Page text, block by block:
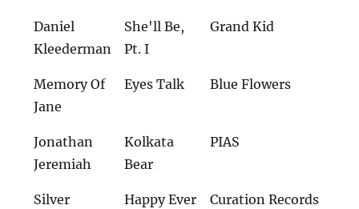
Daniel
Kleederman
She'll Be,
Pt. I
Grand Kid
Memory Of
Jane
Eyes Talk Blue Flowers
Jonathan
Jeremiah
Kolkata
Bear
PIAS
Silver
Happy Ever
Curation Records